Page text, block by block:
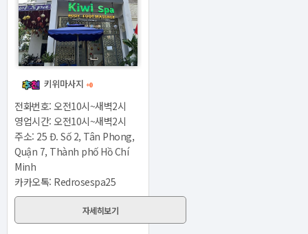
키위마사지 +0
전화번호: 오전10시~새벽2시
영업시간: 오전10시~새벽2시
주소: 25 Đ. Số 2, Tân Phong,
Quận 7, Thành phố Hồ Chí
Minh
카카오톡: Redrosespa25
자세히보기